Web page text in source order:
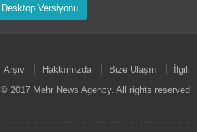
Desktop Versiyonu
Arşiv Hakkımızda Bize Ulaşın
İlgili
© 2017 Mehr News Agency. All rights reserved